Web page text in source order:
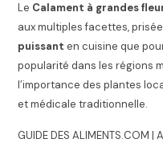
Le Calament à grandes
aux multiples facettes,
puissant en cuisine que
popularité dans les régions
l’importance des plantes
et médicale traditionnelle.
GUIDE DES ALIMENTS.COM |